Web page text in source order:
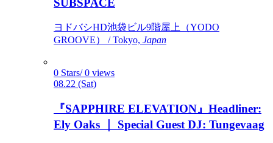
SUBSPACE
ヨドバシHD池袋ビル9階屋上（YODO
GROOVE） / Tokyo, Japan
0 Stars/ 0 views
08.22 (Sat)
『SAPPHIRE ELEVATION』Headliner:
Ely Oaks ｜ Special Guest DJ: Tungevaag